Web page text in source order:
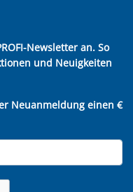
Newsletter an. So
und Neuigkeiten
Neuanmeldung einen €